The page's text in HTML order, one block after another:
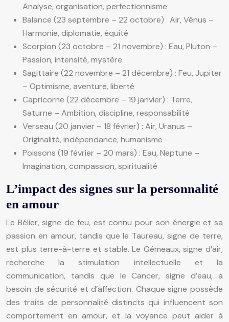
Analyse, organisation, perfectionnisme
Balance (23 septembre – 22 octobre) : Air, Vénus –
Harmonie, diplomatie, équité
Scorpion (23 octobre – 21 novembre) : Eau, Pluton –
Passion, intensité, mystère
Sagittaire (22 novembre – 21 décembre) : Feu, Jupiter
– Optimisme, aventure, liberté
Capricorne (22 décembre – 19 janvier) : Terre,
Saturne – Ambition, discipline, responsabilité
Verseau (20 janvier – 18 février) : Air, Uranus –
Originalité, indépendance, humanisme
Poissons (19 février – 20 mars) : Eau, Neptune –
Imagination, compassion, spiritualité
L’impact des signes sur la personnalité
en amour
Le Bélier, signe de feu, est connu pour son énergie et sa
passion en amour, tandis que le Taureau, signe de terre,
est plus terre-à-terre et stable. Le Gémeaux, signe d’air,
recherche la stimulation intellectuelle et la
communication, tandis que le Cancer, signe d’eau, a
besoin de sécurité et d’affection. Chaque signe possède
des traits de personnalité distincts qui influencent son
comportement en amour, et la voyance peut aider à